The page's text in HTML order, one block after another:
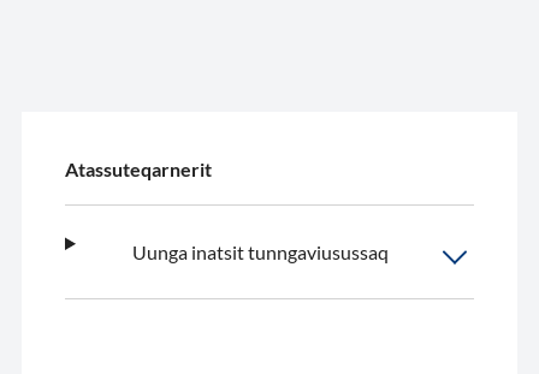
Atassuteqarnerit
Uunga inatsit tunngaviusussaq